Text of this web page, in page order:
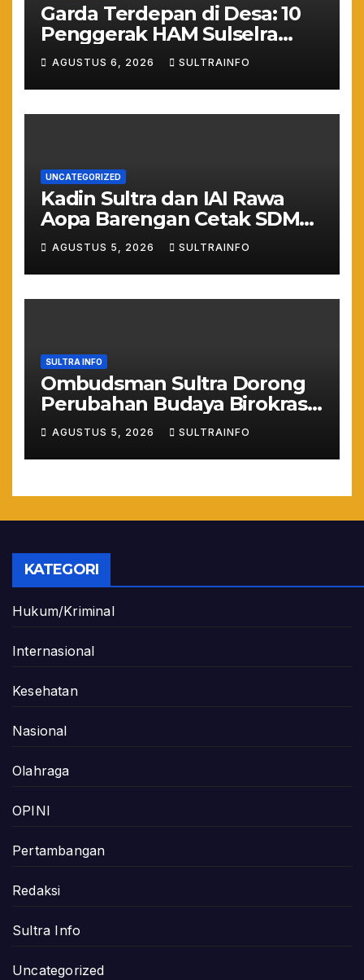
Garda Terdepan di Desa: 10
Penggerak HAM Sulselra
Resmi Bertugas Mengawal
Asta Cita Prabowo
AGUSTUS 6, 2026 SULTRAINFO
UNCATEGORIZED
Kadin Sultra dan IAI Rawa
Aopa Barengan Cetak SDM
Siap Kerja dan Wirausaha
Muda
AGUSTUS 5, 2026 SULTRAINFO
SULTRA INFO
Ombudsman Sultra Dorong
Perubahan Budaya Birokrasi
Lewat Penilaian
Maladministrasi 2026
AGUSTUS 5, 2026 SULTRAINFO
KATEGORI
Hukum/Kriminal
Internasional
Kesehatan
Nasional
Olahraga
OPINI
Pertambangan
Redaksi
Sultra Info
Uncategorized